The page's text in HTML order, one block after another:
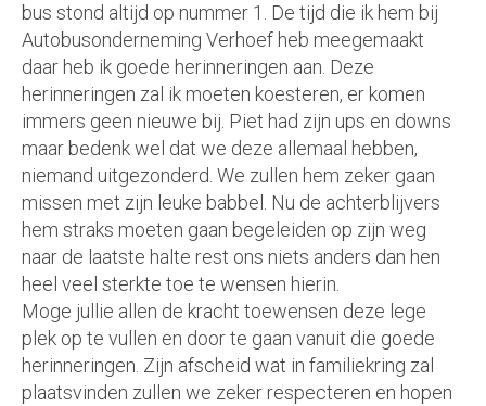
bus stond altijd op nummer 1. De tijd die ik hem bij
Autobusonderneming Verhoef heb meegemaakt
daar heb ik goede herinneringen aan. Deze
herinneringen zal ik moeten koesteren, er komen
immers geen nieuwe bij. Piet had zijn ups en downs
maar bedenk wel dat we deze allemaal hebben,
niemand uitgezonderd. We zullen hem zeker gaan
missen met zijn leuke babbel. Nu de achterblijvers
hem straks moeten gaan begeleiden op zijn weg
naar de laatste halte rest ons niets anders dan hen
heel veel sterkte toe te wensen hierin.
Moge jullie allen de kracht toewensen deze lege
plek op te vullen en door te gaan vanuit die goede
herinneringen. Zijn afscheid wat in familiekring zal
plaatsvinden zullen we zeker respecteren en hopen